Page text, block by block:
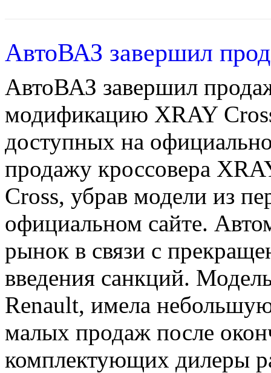
АвтоВАЗ завершил
АвтоВАЗ завершил
модификацию XRAY
доступных на
продажу кроссовера
Cross, убрав модели из
официальном сайте.
рынок в связи с
введения санкций.
Renault, имела
малых продаж после
комплектующих дилеры